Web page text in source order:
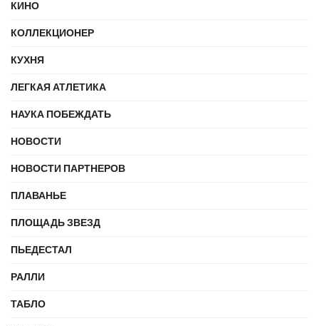
КИНО
КОЛЛЕКЦИОНЕР
КУХНЯ
ЛЕГКАЯ АТЛЕТИКА
НАУКА ПОБЕЖДАТЬ
НОВОСТИ
НОВОСТИ ПАРТНЕРОВ
ПЛАВАНЬЕ
ПЛОЩАДЬ ЗВЕЗД
ПЬЕДЕСТАЛ
РАЛЛИ
ТАБЛО